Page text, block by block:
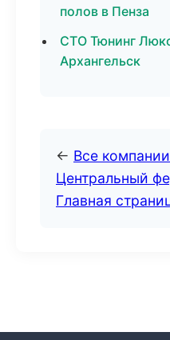
полов в Пенза
СТО Тюнинг
Архангельск
← Все
Центральный
Главная